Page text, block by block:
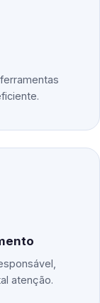
atenção.